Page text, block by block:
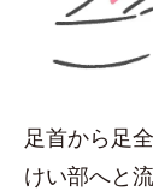
足首から足
けい部へと